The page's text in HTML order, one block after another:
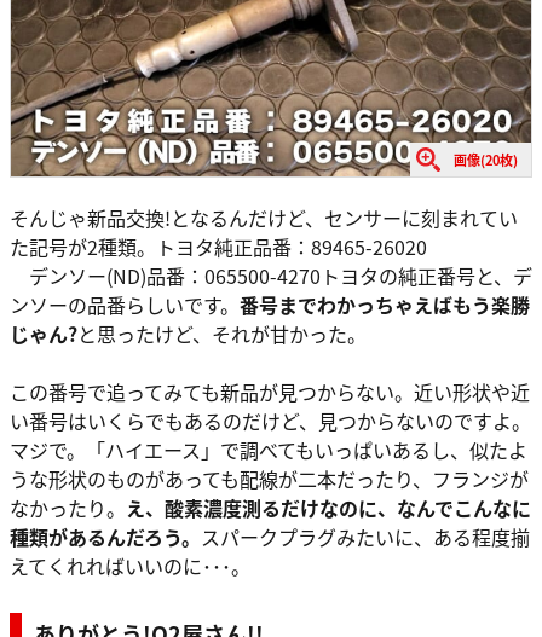
画像(20枚)
そんじゃ新品交換!となるんだけど、センサーに刻まれてい
た記号が2種類。トヨタ純正品番：89465-26020
デンソー(ND)品番：065500-4270トヨタの純正番号と、デ
ンソーの品番らしいです。 番号までわかっちゃえばもう楽勝
じゃん?と思ったけど、それが甘かった。
この番号で追ってみても新品が見つからない。近い形状や近
い番号はいくらでもあるのだけど、見つからないのですよ。
マジで。「ハイエース」で調べてもいっぱいあるし、似たよ
うな形状のものがあっても配線が二本だったり、フランジが
なかったり。 え、酸素濃度測るだけなのに、なんでこんなに
種類があるんだろう。 スパークプラグみたいに、ある程度揃
えてくれればいいのに･･･。